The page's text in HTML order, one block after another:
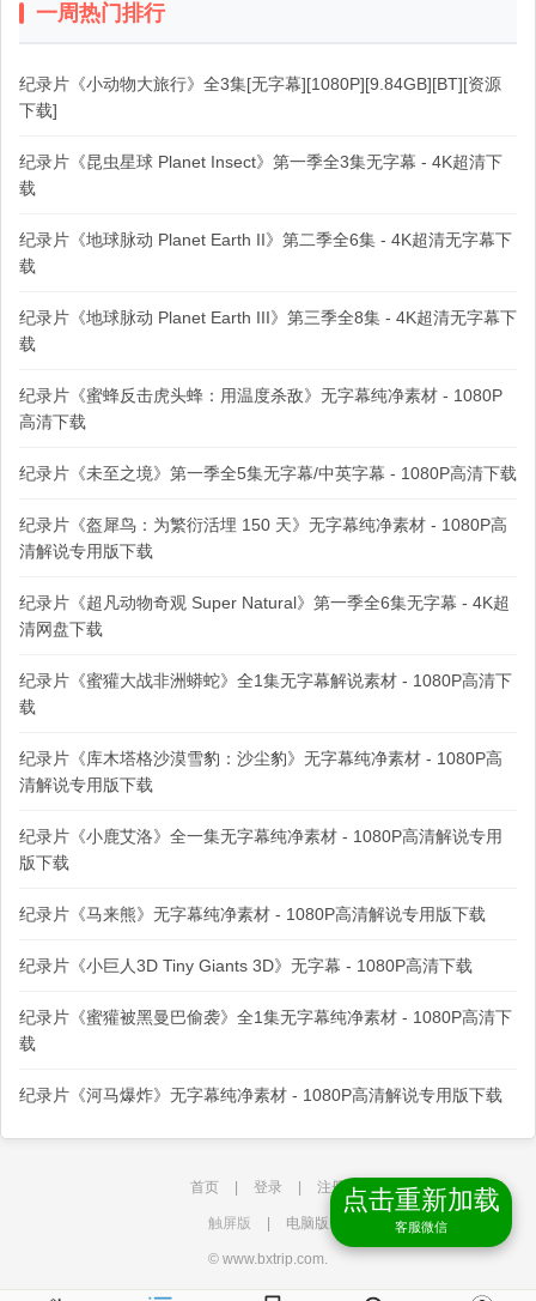
一周热门排行
纪录片《小动物大旅行》全3集[无字幕][1080P][9.84GB][BT][资源
下载]
纪录片《昆虫星球 Planet Insect》第一季全3集无字幕 - 4K超清下
载
纪录片《地球脉动 Planet Earth II》第二季全6集 - 4K超清无字幕下
载
纪录片《地球脉动 Planet Earth III》第三季全8集 - 4K超清无字幕下
载
纪录片《蜜蜂反击虎头蜂：用温度杀敌》无字幕纯净素材 - 1080P
高清下载
纪录片《未至之境》第一季全5集无字幕/中英字幕 - 1080P高清下载
纪录片《盔犀鸟：为繁衍活埋 150 天》无字幕纯净素材 - 1080P高
清解说专用版下载
纪录片《超凡动物奇观 Super Natural》第一季全6集无字幕 - 4K超
清网盘下载
纪录片《蜜獾大战非洲蟒蛇》全1集无字幕解说素材 - 1080P高清下
载
纪录片《库木塔格沙漠雪豹：沙尘豹》无字幕纯净素材 - 1080P高
清解说专用版下载
纪录片《小鹿艾洛》全一集无字幕纯净素材 - 1080P高清解说专用
版下载
纪录片《马来熊》无字幕纯净素材 - 1080P高清解说专用版下载
纪录片《小巨人3D Tiny Giants 3D》无字幕 - 1080P高清下载
纪录片《蜜獾被黑曼巴偷袭》全1集无字幕纯净素材 - 1080P高清下
载
纪录片《河马爆炸》无字幕纯净素材 - 1080P高清解说专用版下载
点击重新加载
客服微信
首页 登录 注册
触屏版 电脑版
© www.bxtrip.com.